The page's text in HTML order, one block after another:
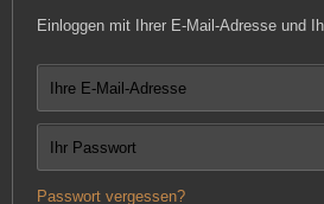
Einloggen mit Ihrer E-Mail-Adresse und
Passwort vergessen?